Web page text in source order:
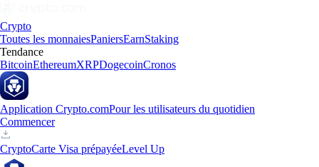
Crypto
Toutes les monnaiesPaniersEarnStaking
Tendance
BitcoinEthereumXRPDogecoinCronos
Application Crypto.comPour les utilisateurs du quotidien
Commencer
CryptoCarte Visa prépayéeLevel Up